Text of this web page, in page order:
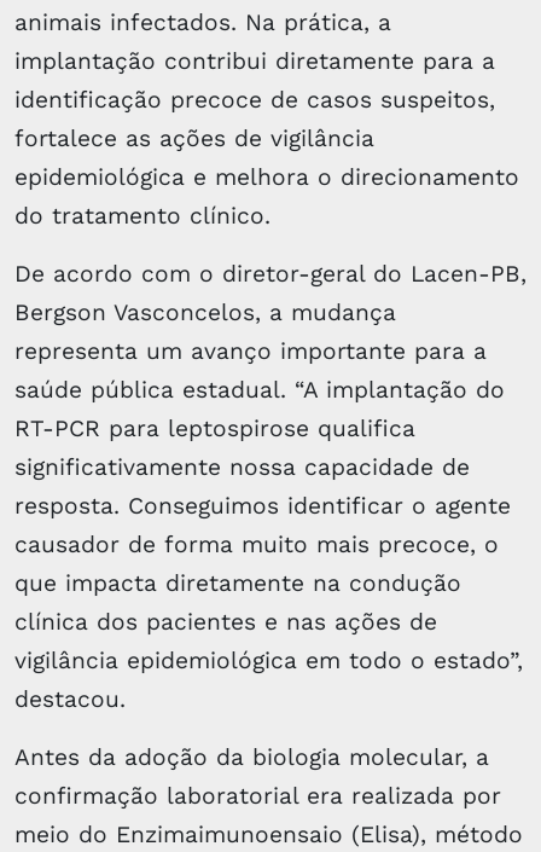
animais infectados. Na prática, a
implantação contribui diretamente para a
identificação precoce de casos suspeitos,
fortalece as ações de vigilância
epidemiológica e melhora o direcionamento
do tratamento clínico.
De acordo com o diretor-geral do Lacen-PB,
Bergson Vasconcelos, a mudança
representa um avanço importante para a
saúde pública estadual. “A implantação do
RT-PCR para leptospirose qualifica
significativamente nossa capacidade de
resposta. Conseguimos identificar o agente
causador de forma muito mais precoce, o
que impacta diretamente na condução
clínica dos pacientes e nas ações de
vigilância epidemiológica em todo o estado”,
destacou.
Antes da adoção da biologia molecular, a
confirmação laboratorial era realizada por
meio do Enzimaimunoensaio (Elisa), método